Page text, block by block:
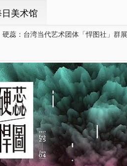
美术馆
硬蕊：台湾当代艺术团体「悍图社」群展